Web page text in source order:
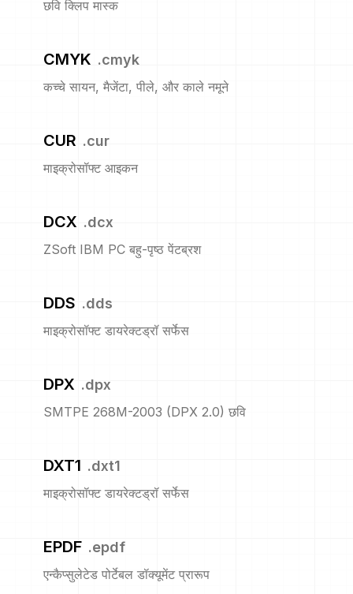
छवि क्लिप मास्क
CMYK .cmyk
कच्चे सायन, मैजेंटा, पीले, और काले नमूने
CUR .cur
माइक्रोसॉफ्ट आइकन
DCX .dcx
ZSoft IBM PC बहु-पृष्ठ पेंटब्रश
DDS .dds
माइक्रोसॉफ्ट डायरेक्टड्रॉ सर्फेस
DPX .dpx
SMTPE 268M-2003 (DPX 2.0) छवि
DXT1 .dxt1
माइक्रोसॉफ्ट डायरेक्टड्रॉ सर्फेस
EPDF .epdf
एन्कैप्सुलेटेड पोर्टेबल डॉक्यूमेंट प्रारूप